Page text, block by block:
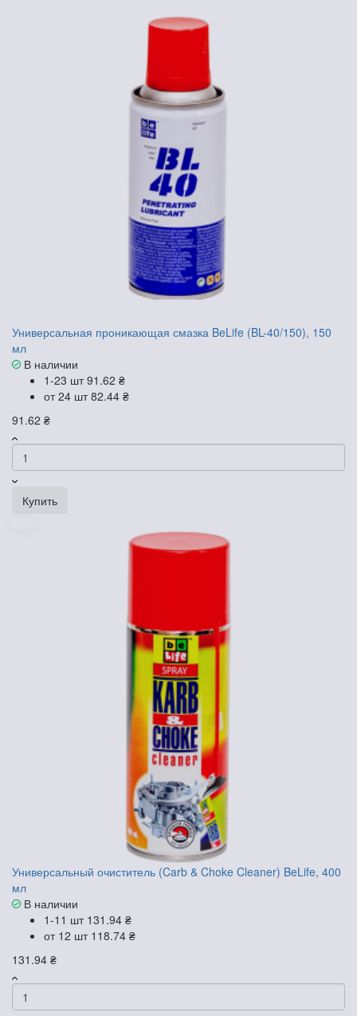
Универсальная проникающая смазка BeLife (BL-40/150), 150
мл
В наличии
1-23 шт91.62 ₴
от 24 шт82.44 ₴
91.62 ₴
Купить
Универсальный очиститель (Carb & Choke Cleaner) BeLife, 400
мл
В наличии
1-11 шт 131.94 ₴
от 12 шт 118.74 ₴
131.94 ₴